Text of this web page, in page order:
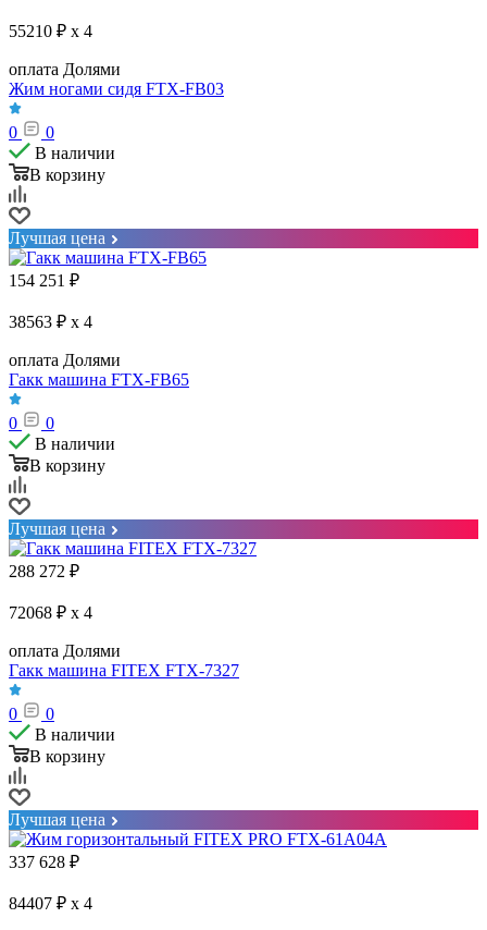
55210 ₽ x 4
оплата Долями
Жим ногами сидя FTX-FB03
0
0
В наличии
В корзину
Лучшая цена
154 251 ₽
38563 ₽ x 4
оплата Долями
Гакк машина FTX-FB65
0
0
В наличии
В корзину
Лучшая цена
288 272 ₽
72068 ₽ x 4
оплата Долями
Гакк машина FITEX FTX-7327
0
0
В наличии
В корзину
Лучшая цена
337 628 ₽
84407 ₽ x 4